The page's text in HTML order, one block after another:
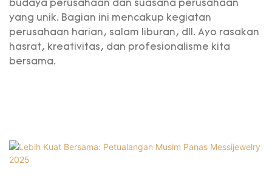
budaya perusahaan dan suasana perusahaan
yang unik. Bagian ini mencakup kegiatan
perusahaan harian, salam liburan, dll. Ayo rasakan
hasrat, kreativitas, dan profesionalisme kita
bersama.